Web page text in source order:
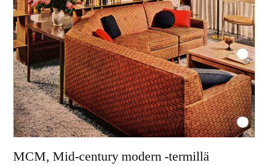
MCM, Mid-century modern -termillä